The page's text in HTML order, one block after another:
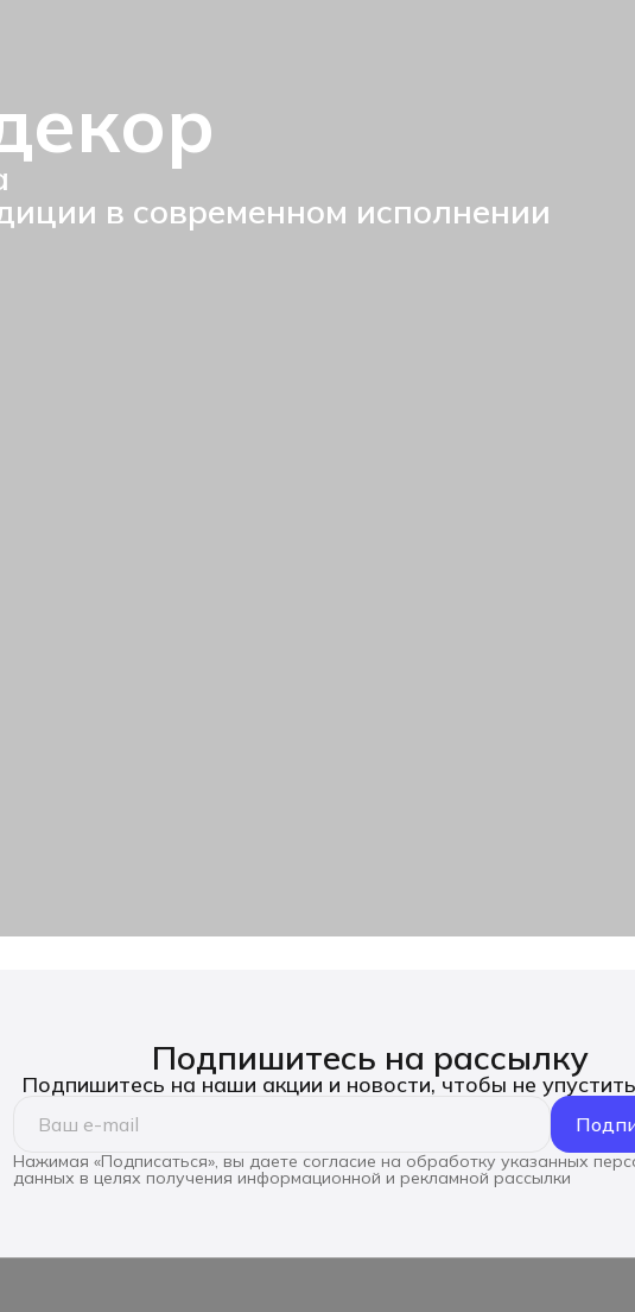
в современном исполнении
Подпишитесь на рассылку
Подпишитесь на наши акции и новости, чтобы не
Нажимая «Подписаться», вы даете согласие на обработку указанных
данных в целях получения информационной и рекламной рассылки